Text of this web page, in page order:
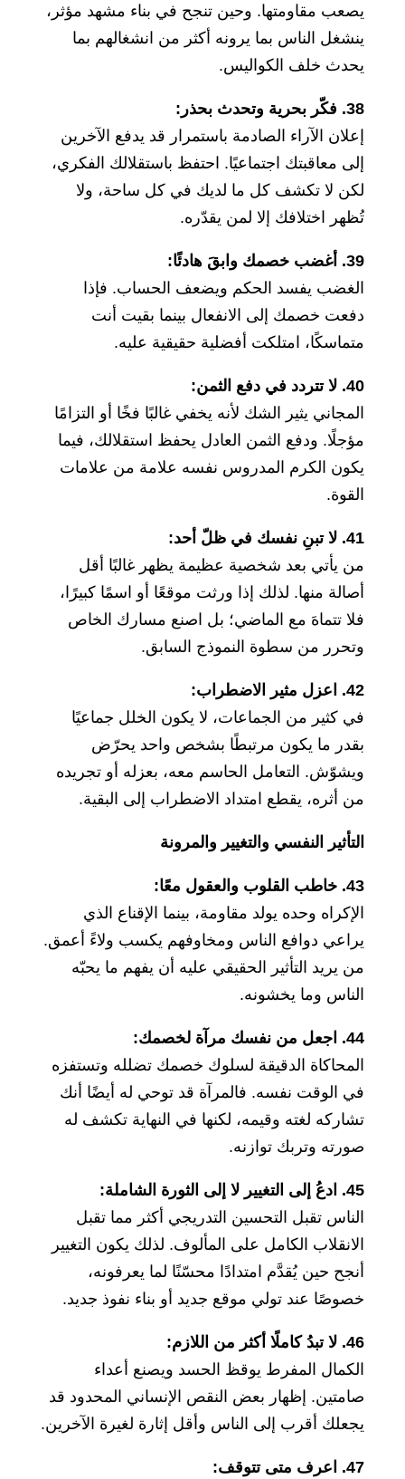
يصعب مقاومتها. وحين تنجح في بناء مشهد مؤثر،
ينشغل الناس بما يرونه أكثر من انشغالهم بما
يحدث خلف الكواليس.
38. فكّر بحرية وتحدث بحذر:
إعلان الآراء الصادمة باستمرار قد يدفع الآخرين
إلى معاقبتك اجتماعيًا. احتفظ باستقلالك الفكري،
لكن لا تكشف كل ما لديك في كل ساحة، ولا
تُظهر اختلافك إلا لمن يقدّره.
39. أغضب خصمك وابقَ هادئًا:
الغضب يفسد الحكم ويضعف الحساب. فإذا
دفعت خصمك إلى الانفعال بينما بقيت أنت
متماسكًا، امتلكت أفضلية حقيقية عليه.
40. لا تتردد في دفع الثمن:
المجاني يثير الشك لأنه يخفي غالبًا فخًا أو التزامًا
مؤجلًا. ودفع الثمن العادل يحفظ استقلالك، فيما
يكون الكرم المدروس نفسه علامة من علامات
القوة.
41. لا تبنِ نفسك في ظلّ أحد:
من يأتي بعد شخصية عظيمة يظهر غالبًا أقل
أصالة منها. لذلك إذا ورثت موقعًا أو اسمًا كبيرًا،
فلا تتماهَ مع الماضي؛ بل اصنع مسارك الخاص
وتحرر من سطوة النموذج السابق.
42. اعزل مثير الاضطراب:
في كثير من الجماعات، لا يكون الخلل جماعيًا
بقدر ما يكون مرتبطًا بشخص واحد يحرّض
ويشوّش. التعامل الحاسم معه، بعزله أو تجريده
من أثره، يقطع امتداد الاضطراب إلى البقية.
التأثير النفسي والتغيير والمرونة
43. خاطب القلوب والعقول معًا:
الإكراه وحده يولد مقاومة، بينما الإقناع الذي
يراعي دوافع الناس ومخاوفهم يكسب ولاءً أعمق.
من يريد التأثير الحقيقي عليه أن يفهم ما يحبّه
الناس وما يخشونه.
44. اجعل من نفسك مرآة لخصمك:
المحاكاة الدقيقة لسلوك خصمك تضلله وتستفزه
في الوقت نفسه. فالمرآة قد توحي له أيضًا أنك
تشاركه لغته وقيمه، لكنها في النهاية تكشف له
صورته وتربك توازنه.
45. ادعُ إلى التغيير لا إلى الثورة الشاملة:
الناس تقبل التحسين التدريجي أكثر مما تقبل
الانقلاب الكامل على المألوف. لذلك يكون التغيير
أنجح حين يُقدَّم امتدادًا محسّنًا لما يعرفونه،
خصوصًا عند تولي موقع جديد أو بناء نفوذ جديد.
46. لا تبدُ كاملًا أكثر من اللازم:
الكمال المفرط يوقظ الحسد ويصنع أعداء
صامتين. إظهار بعض النقص الإنساني المحدود قد
يجعلك أقرب إلى الناس وأقل إثارة لغيرة الآخرين.
47. اعرف متى تتوقف: